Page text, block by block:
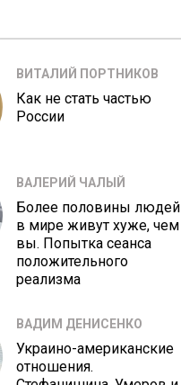
ВИТАЛИЙ ПОРТНИКОВ
Как не стать частью
России
ВАЛЕРИЙ ЧАЛЫЙ
Более половины людей
в мире живут хуже, чем
вы. Попытка сеанса
положительного
реализма
ВАДИМ ДЕНИСЕНКО
Украино-американские
отношения.